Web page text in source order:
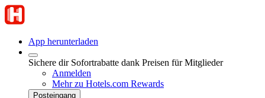
App herunterladen
Sichere dir Sofortrabatte dank Preisen für Mitglieder
Anmelden
Mehr zu Hotels.com Rewards
Posteingang